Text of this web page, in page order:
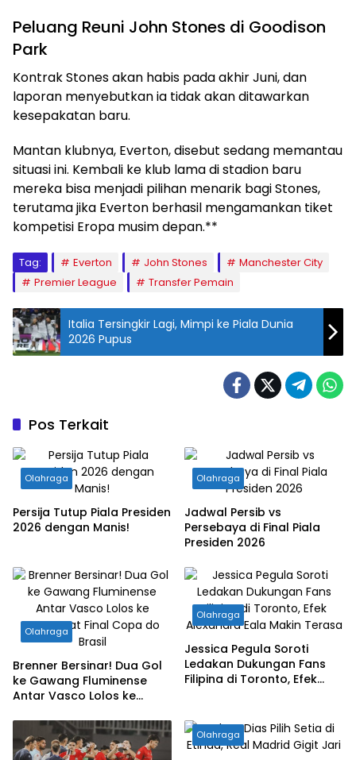
Peluang Reuni John Stones di Goodison
Park
Kontrak Stones akan habis pada akhir Juni, dan
laporan menyebutkan ia tidak akan ditawarkan
kesepakatan baru.
Mantan klubnya, Everton, disebut sedang memantau
situasi ini. Kembali ke klub lama di stadion baru
mereka bisa menjadi pilihan menarik bagi Stones,
terutama jika Everton berhasil mengamankan tiket
kompetisi Eropa musim depan.**
Tag: Everton John Stones
Manchester City
Premier League
Transfer Pemain
Italia Tersingkir Lagi, Mimpi ke Piala Dunia
2026 Pupus
Pos Terkait
Olahraga
Persija Tutup Piala Presiden
2026 dengan Manis!
Olahraga
Jadwal Persib vs
Persebaya di Final Piala
Presiden 2026
Olahraga
Brenner Bersinar! Dua Gol
ke Gawang Fluminense
Antar Vasco Lolos ke
Brasil
Olahraga
Jessica Pegula Soroti
Ledakan Dukungan Fans
Filipina di Toronto, Efek
Olahraga